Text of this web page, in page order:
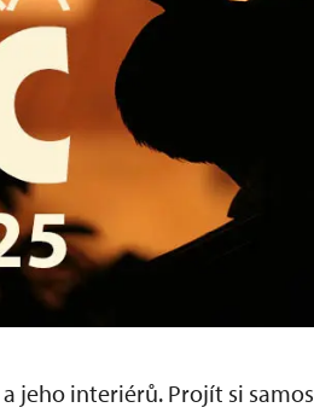
jeho interiérů. Projít si